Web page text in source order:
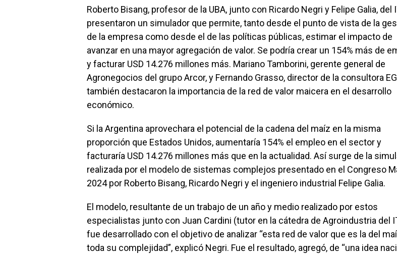
ke
dI
n
m
p
ar
tir
Roberto Bisang, profesor de la UBA, junto con Ricardo Negri y Felipe Galia, del
presentaron un simulador que permite, tanto desde el punto de vista de la
de la empresa como desde el de las políticas públicas, estimar el impacto de
avanzar en una mayor agregación de valor. Se podría crear un 154% más de
y facturar USD 14.276 millones más. Mariano Tamborini, gerente general de
Agronegocios del grupo Arcor, y Fernando Grasso, director de la consultora
también destacaron la importancia de la red de valor maicera en el desarrollo
económico.
Si la Argentina aprovechara el potencial de la cadena del maíz en la misma
proporción que Estados Unidos, aumentaría 154% el empleo en el sector y
facturaría USD 14.276 millones más que en la actualidad. Así surge de la
realizada por el modelo de sistemas complejos presentado en el Congreso
2024 por Roberto Bisang, Ricardo Negri y el ingeniero industrial Felipe Galia.
El modelo, resultante de un trabajo de un año y medio realizado por estos
especialistas junto con Juan Cardini (tutor en la cátedra de Agroindustria del
fue desarrollado con el objetivo de analizar “esta red de valor que es la del
toda su complejidad”, explicó Negri. Fue el resultado, agregó, de “una idea